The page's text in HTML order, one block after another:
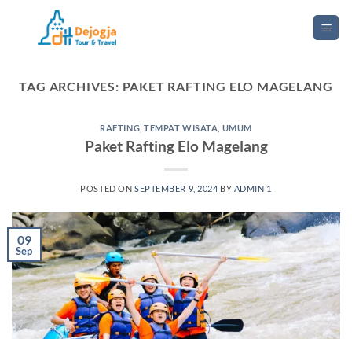
content
TAG ARCHIVES: PAKET RAFTING ELO MAGELANG
RAFTING ,TEMPAT WISATA UMUM
Paket Rafting Elo Magelang
POSTED ON SEPTEMBER 9, 2024 BY ADMIN 1
09
Sep